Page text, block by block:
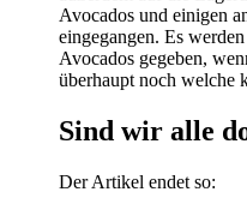
Avocados und einigen
eingegangen. Es
Avocados gegeben,
überhaupt noch welche
Sind wir alle
Der Artikel endet so: